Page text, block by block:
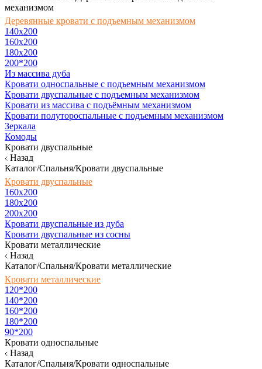
механизмом
Деревянные кровати с подъемным механизмом
140x200
160х200
180х200
200*200
Из массива дуба
Кровати односпальные с подъемным механизмом
Кровати двуспальные с подъемным механизмом
Кровати из массива с подъёмным механизмом
Кровати полутороспальные с подъемным механизмом
Зеркала
Комоды
Кровати двуспальные
Назад
Каталог/Спальня/Кровати двуспальные
Кровати двуспальные
160х200
180x200
200x200
Кровати двуспальные из дуба
Кровати двуспальные из сосны
Кровати металлические
Назад
Каталог/Спальня/Кровати металлические
Кровати металлические
120*200
140*200
160*200
180*200
90*200
Кровати односпальные
Назад
Каталог/Спальня/Кровати односпальные